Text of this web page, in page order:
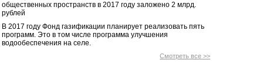
общественных пространств в 2017 году заложено 2 млрд.
рублей
В 2017 году Фонд газификации планирует реализовать пять
программ. Это в том числе программа улучшения
водообеспечения на селе.
Смотреть все >>